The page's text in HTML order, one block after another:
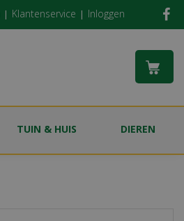
Klantenservice Inloggen
TUIN & HUIS DIEREN